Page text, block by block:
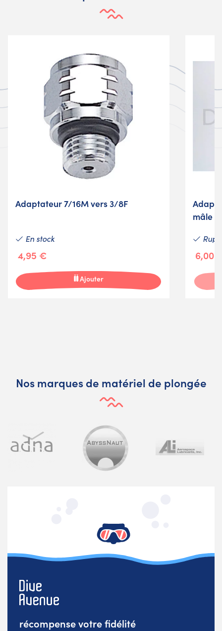
Adaptateur 7/16M vers 3/8F
En stock
4,95 €
Ajouter
mâle
6,00
Nos marques de matériel de plongée
récompense votre fidélité